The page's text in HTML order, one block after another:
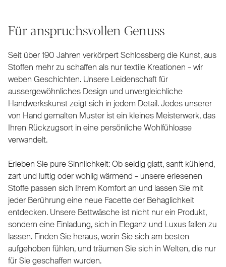
Für anspruchsvollen Genuss
Seit über 190 Jahren verkörpert Schlossberg die Kunst, aus
Stoffen mehr zu schaffen als nur textile Kreationen – wir
weben Geschichten. Unsere Leidenschaft für
aussergewöhnliches Design und unvergleichliche
Handwerkskunst zeigt sich in jedem Detail. Jedes unserer
von Hand gemalten Muster ist ein kleines Meisterwerk, das
Ihren Rückzugsort in eine persönliche Wohlfühloase
verwandelt.
Erleben Sie pure Sinnlichkeit: Ob seidig glatt, sanft kühlend,
zart und luftig oder wohlig wärmend – unsere erlesenen
Stoffe passen sich Ihrem Komfort an und lassen Sie mit
jeder Berührung eine neue Facette der Behaglichkeit
entdecken. Unsere Bettwäsche ist nicht nur ein Produkt,
sondern eine Einladung, sich in Eleganz und Luxus fallen zu
lassen. Finden Sie heraus, worin Sie sich am besten
aufgehoben fühlen, und träumen Sie sich in Welten, die nur
für Sie geschaffen wurden.